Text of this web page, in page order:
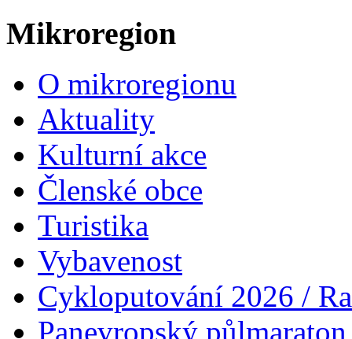
Mikroregion
O mikroregionu
Aktuality
Kulturní akce
Členské obce
Turistika
Vybavenost
Cykloputování 2026 /
Panevropský půlmaraton